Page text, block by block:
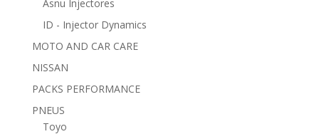
Asnu Injectores
ID - Injector Dynamics
MOTO AND CAR CARE
NISSAN
PACKS PERFORMANCE
PNEUS
Toyo